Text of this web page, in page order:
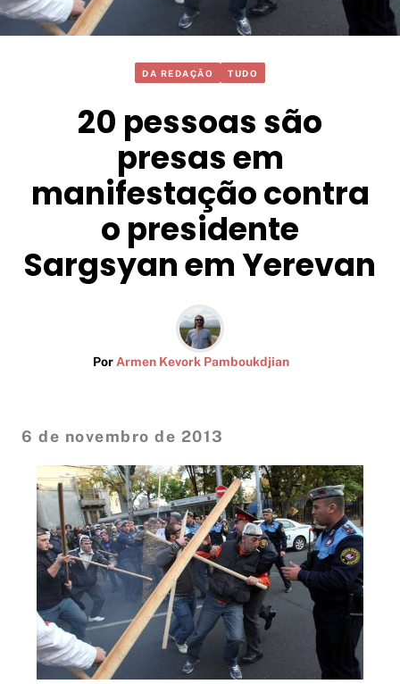
DA REDAÇÃO TUDO
20 pessoas são
presas em
manifestação contra
o presidente
Sargsyan em Yerevan
Por Armen Kevork Pamboukdjian
6 de novembro de 2013